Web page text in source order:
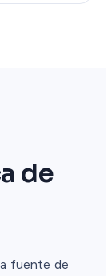
de
fuente de